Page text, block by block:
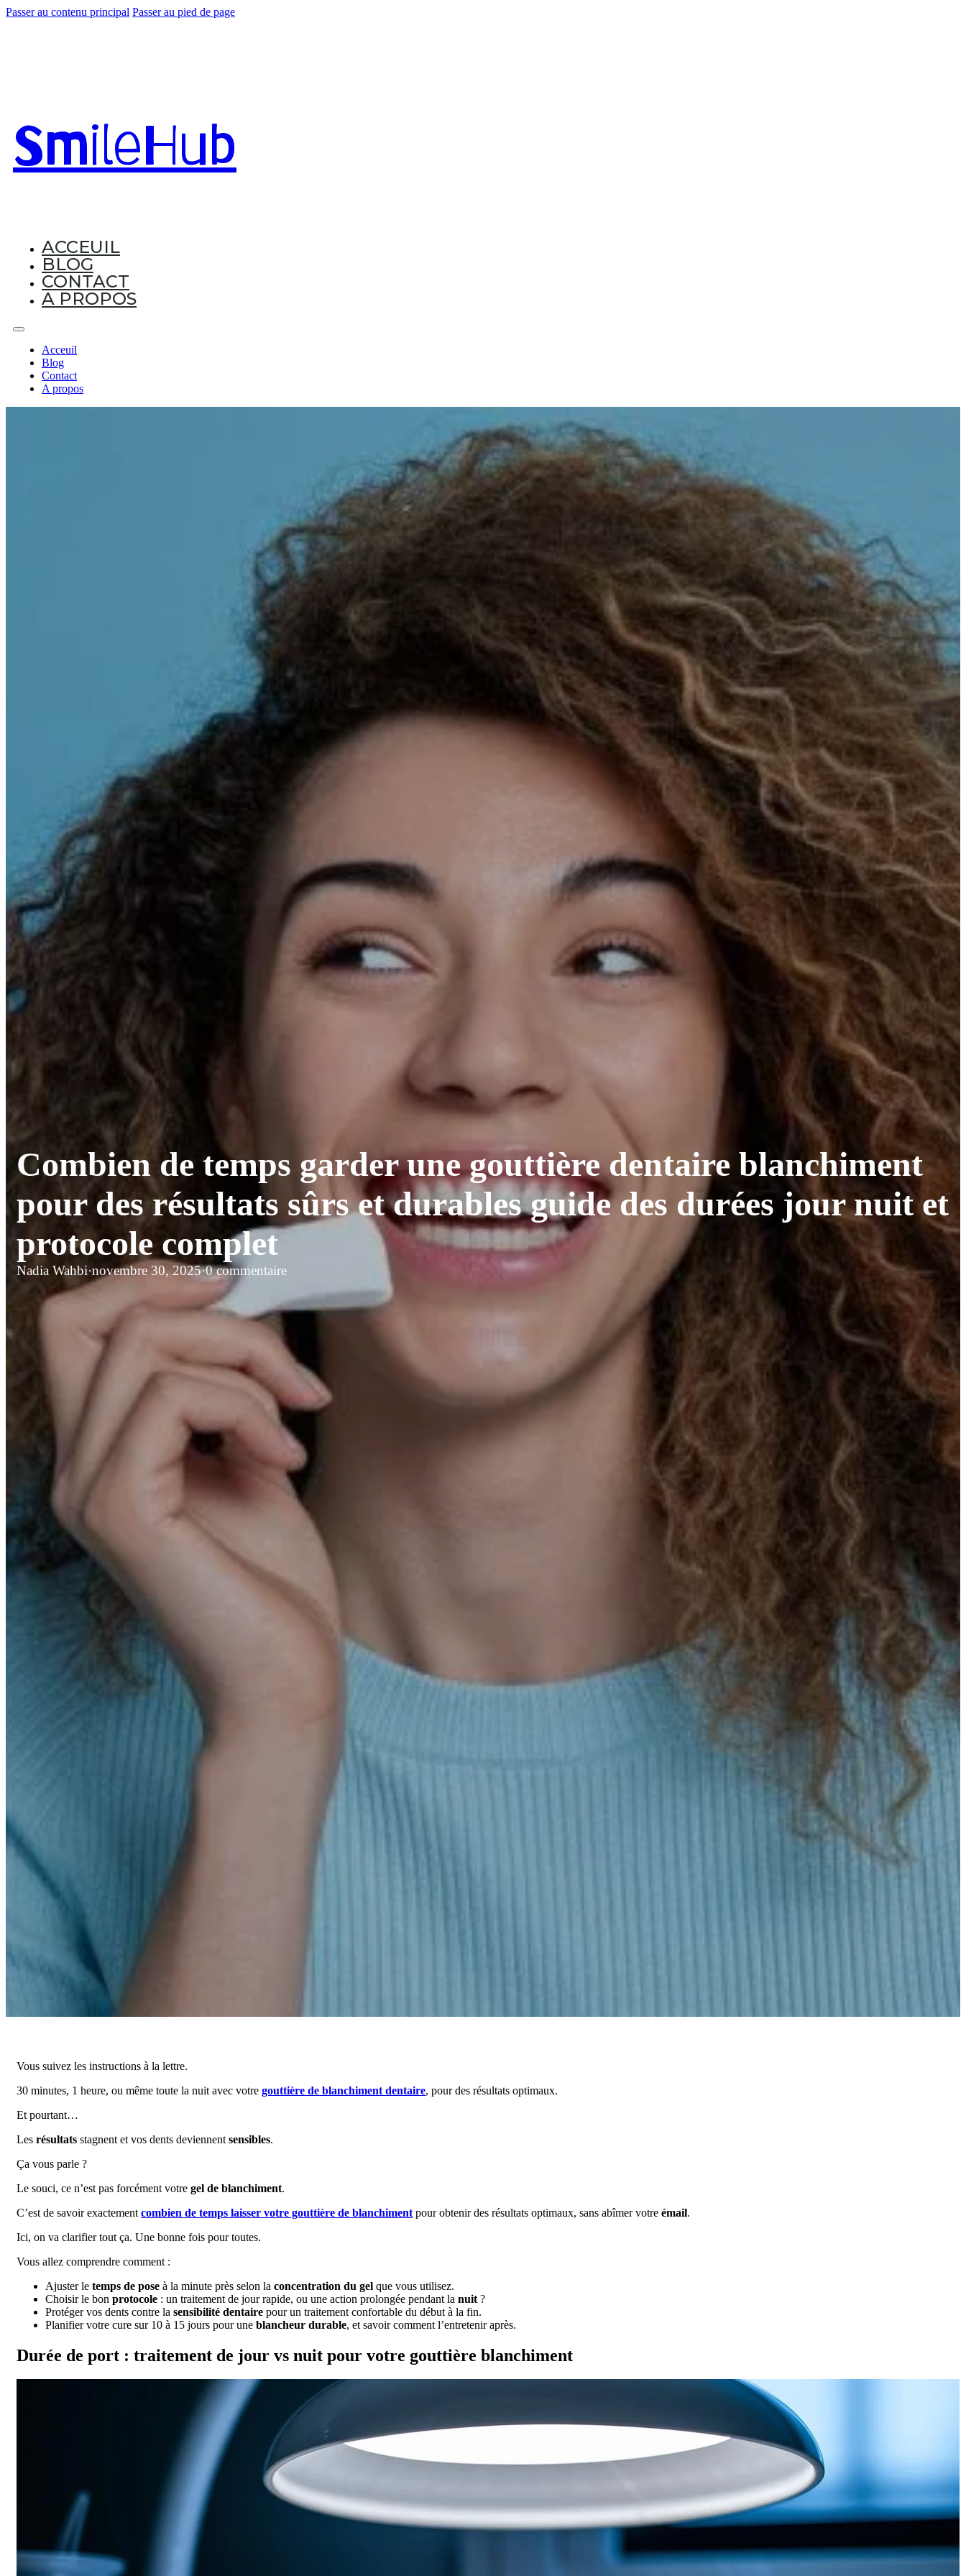
Passer au contenu principal Passer au pied de page
SmileHub
ACCEUIL
BLOG
CONTACT
A PROPOS
Acceuil
Blog
Contact
A propos
Combien de temps garder une gouttière dentaire blanchiment
pour des résultats sûrs et durables guide des durées jour nuit et
protocole complet
Nadia Wahbi·novembre 30, 2025·0 commentaire
Vous suivez les instructions à la lettre.
30 minutes, 1 heure, ou même toute la nuit avec votre gouttière de blanchiment dentaire, pour des résultats optimaux.
Et pourtant…
Les résultats stagnent et vos dents deviennent sensibles.
Ça vous parle ?
Le souci, ce n’est pas forcément votre gel de blanchiment.
C’est de savoir exactement combien de temps laisser votre gouttière de blanchiment pour obtenir des résultats optimaux, sans abîmer votre émail.
Ici, on va clarifier tout ça. Une bonne fois pour toutes.
Vous allez comprendre comment :
Ajuster le temps de pose à la minute près selon la concentration du gel que vous utilisez.
Choisir le bon protocole : un traitement de jour rapide, ou une action prolongée pendant la nuit ?
Protéger vos dents contre la sensibilité dentaire pour un traitement confortable du début à la fin.
Planifier votre cure sur 10 à 15 jours pour une blancheur durable, et savoir comment l’entretenir après.
Durée de port : traitement de jour vs nuit pour votre gouttière blanchiment